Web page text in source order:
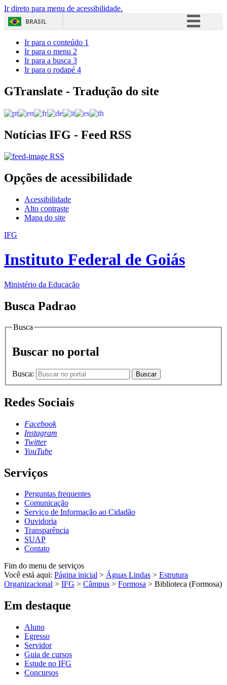
Ir direto para menu de acessibilidade.
BRASIL
Acesso à informação
Ir para o conteúdo 1
Ir para o menu 2
Ir para a busca 3
Ir para o rodapé 4
GTranslate - Tradução do site
Notícias IFG - Feed RSS
RSS
Opções de acessibilidade
Acessibilidade
Alto contraste
Mapa do site
IFG
Instituto Federal de Goiás
Ministério da Educação
Busca Padrao
Busca
Buscar no portal
Busca: Buscar
Redes Sociais
Facebook
Instagram
Twitter
YouTube
Serviços
Perguntas frequentes
Comunicação
Serviço de Informação ao Cidadão
Ouvidoria
Transparência
SUAP
Contato
Fim do menu de serviços
Você está aqui: Página inicial > Águas Lindas > Estrutura
Organizacional > IFG > Câmpus > Formosa > Biblioteca (Formosa)
Em destaque
Aluno
Egresso
Servidor
Guia de cursos
Estude no IFG
Concursos